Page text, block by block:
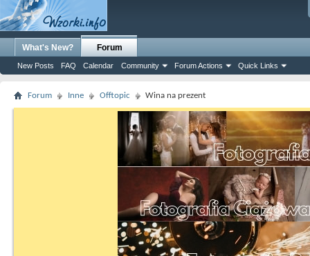
What's New? Forum
New Posts FAQ Calendar Community Forum Actions Quick Links
Forum Inne Offtopic Wina na prezent